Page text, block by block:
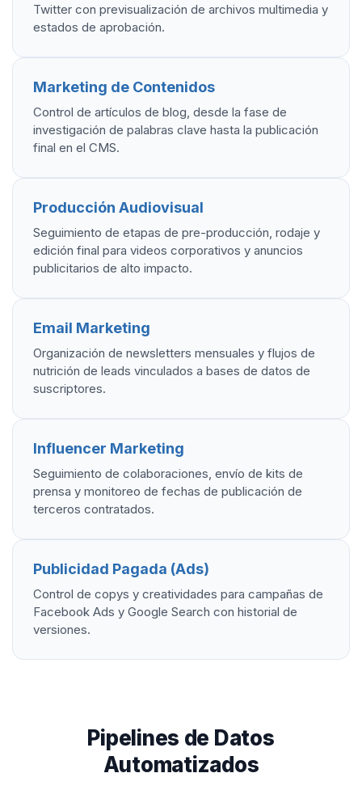
Twitter con previsualización de archivos multimedia y
estados de aprobación.
Marketing de Contenidos
Control de artículos de blog, desde la fase de
investigación de palabras clave hasta la publicación
final en el CMS.
Producción Audiovisual
Seguimiento de etapas de pre-producción, rodaje y
edición final para videos corporativos y anuncios
publicitarios de alto impacto.
Email Marketing
Organización de newsletters mensuales y flujos de
nutrición de leads vinculados a bases de datos de
suscriptores.
Influencer Marketing
Seguimiento de colaboraciones, envío de kits de
prensa y monitoreo de fechas de publicación de
terceros contratados.
Publicidad Pagada (Ads)
Control de copys y creatividades para campañas de
Facebook Ads y Google Search con historial de
versiones.
Pipelines de Datos
Automatizados